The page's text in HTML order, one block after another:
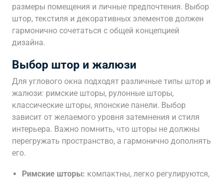
размеры помещения и личные предпочтения. Выбор
штор, текстиля и декоративных элементов должен
гармонично сочетаться с общей концепцией
дизайна.
Выбор штор и жалюзи
Для углового окна подходят различные типы штор и
жалюзи: римские шторы, рулонные шторы,
классические шторы, японские панели. Выбор
зависит от желаемого уровня затемнения и стиля
интерьера. Важно помнить, что шторы не должны
перегружать пространство, а гармонично дополнять
его.
Римские шторы: компактны, легко регулируются,